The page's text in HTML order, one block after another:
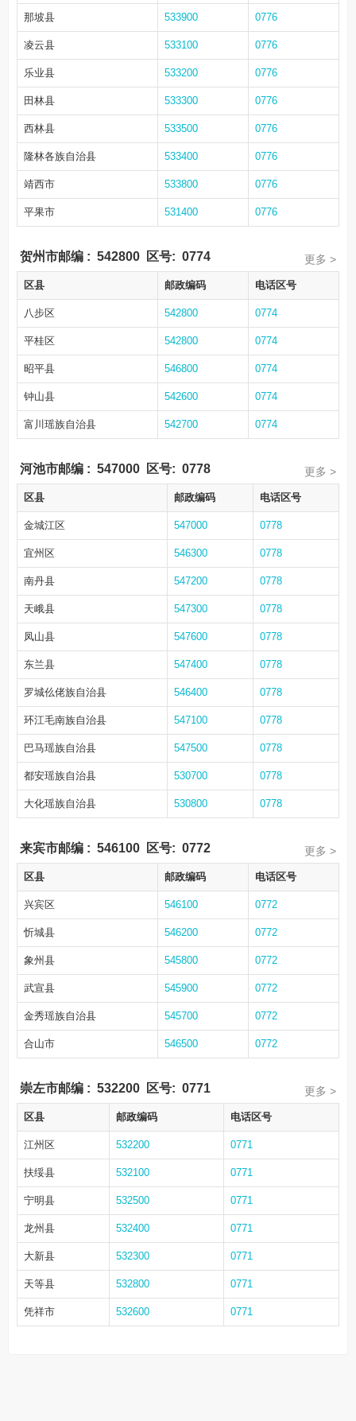
那坡县 533900 0776
凌云县 533100 0776
乐业县 533200 0776
田林县 533300 0776
西林县 533500 0776
隆林各族自治县 533400 0776
靖西市 533800 0776
平果市 531400 0776
贺州市邮编 : 542800 区号: 0774 更多 >
区县 邮政编码 电话区号
八步区 542800 0774
平桂区 542800 0774
昭平县 546800 0774
钟山县 542600 0774
富川瑶族自治县 542700 0774
河池市邮编 : 547000 区号: 0778 更多 >
区县 邮政编码 电话区号
金城江区 547000 0778
宜州区 546300 0778
南丹县 547200 0778
天峨县 547300 0778
凤山县 547600 0778
东兰县 547400 0778
罗城仫佬族自治县 546400 0778
环江毛南族自治县 547100 0778
巴马瑶族自治县 547500 0778
都安瑶族自治县 530700 0778
大化瑶族自治县 530800 0778
来宾市邮编 : 546100 区号: 0772 更多 >
区县 邮政编码 电话区号
兴宾区 546100 0772
忻城县 546200 0772
象州县 545800 0772
武宣县 545900 0772
金秀瑶族自治县 545700 0772
合山市 546500 0772
崇左市邮编 : 532200 区号: 0771 更多 >
区县 邮政编码 电话区号
江州区 532200 0771
扶绥县 532100 0771
宁明县 532500 0771
龙州县 532400 0771
大新县 532300 0771
天等县 532800 0771
凭祥市 532600 0771